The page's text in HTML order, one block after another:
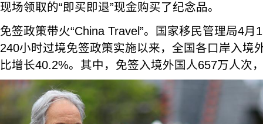
现场领取的“即买即退”现金购买了纪念品。
免签政策带火“China Travel”。国家移民管理局4月
240小时过境免签政策实施以来，全国各口岸入境
比增长40.2%。其中，免签入境外国人657万人次